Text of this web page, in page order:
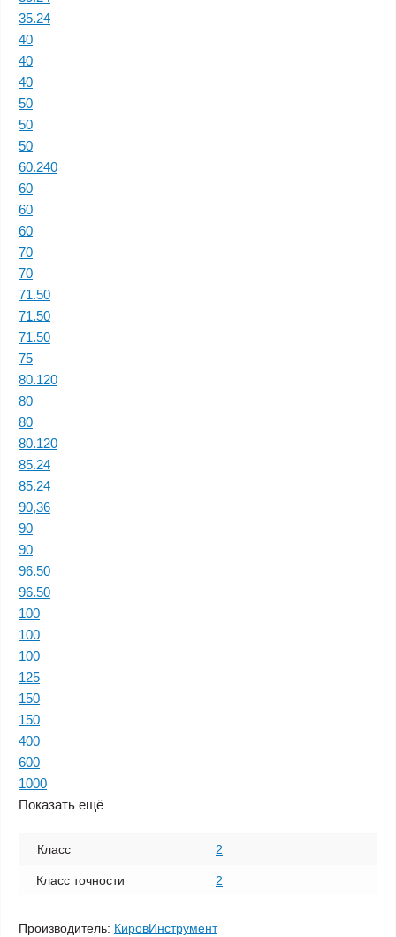
35.24
40
40
40
50
50
50
60.240
60
60
60
70
70
71.50
71.50
71.50
75
80.120
80
80
80.120
85.24
85.24
90,36
90
90
96.50
96.50
100
100
100
125
150
150
400
600
1000
Показать ещё
Класс 2
Класс точности 2
Производитель: КировИнструмент